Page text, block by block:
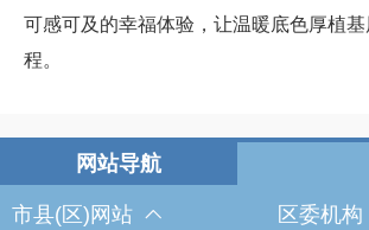
可感可及的幸福体验，让温暖底色厚植
程。
市县(区)网站 区委机构